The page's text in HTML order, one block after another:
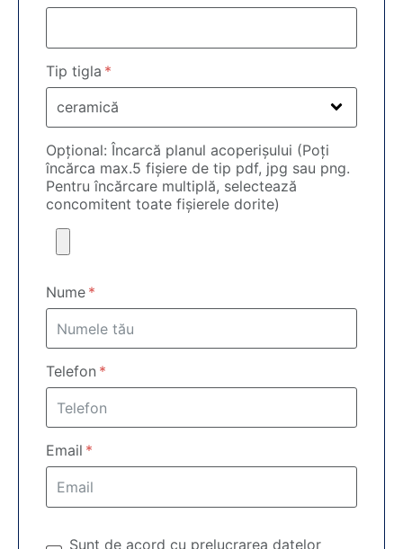
Tip tigla
Opțional: Încarcă planul acoperișului (Poți
încărca max.5 fișiere de tip pdf, jpg sau png.
Pentru încărcare multiplă, selectează
concomitent toate fișierele dorite)
Nume
Telefon
Email
Sunt de acord cu prelucrarea datelor